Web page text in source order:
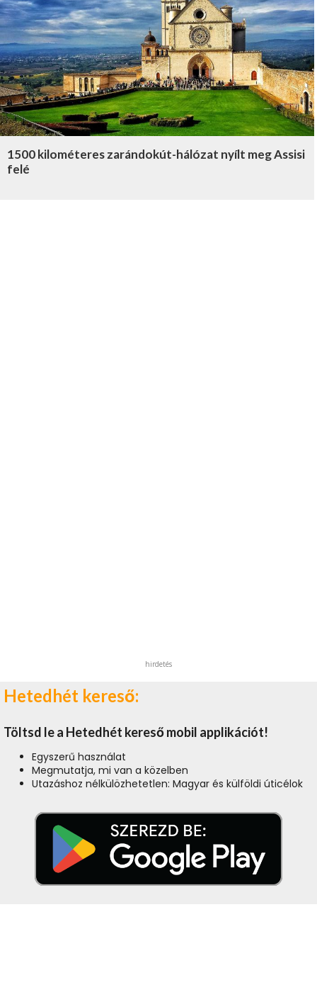
1500 kilométeres zarándokút-hálózat nyílt meg Assisi
felé
hirdetés
Hetedhét kereső:
Töltsd le a Hetedhét kereső mobil applikációt!
Egyszerű használat
Megmutatja, mi van a közelben
Utazáshoz nélkülözhetetlen: Magyar és külföldi úticélok